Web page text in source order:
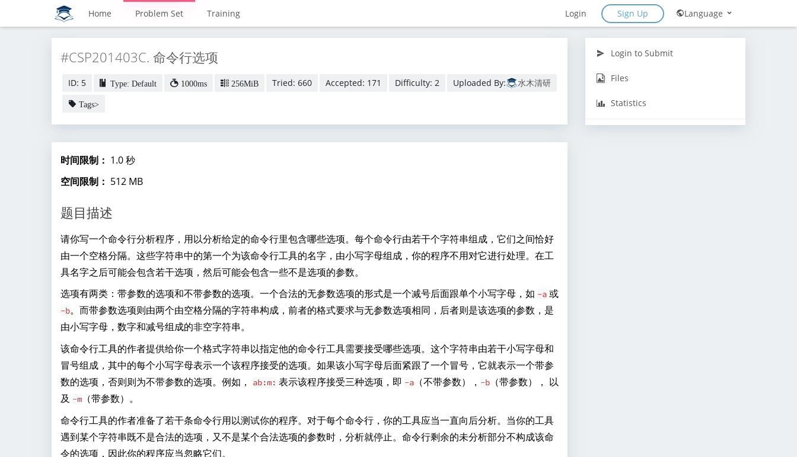
Home Problem Set Training Login Sign Up Language
#CSP201403C. 命令行选项
ID: 5 Type: Default 1000ms 256MiB Tried: 660 Accepted: 171 Difficulty: 2 Uploaded By: 水木清研
Tags>
时间限制： 1.0 秒
空间限制： 512 MB
题目描述
请你写一个命令行分析程序，用以分析给定的命令行里包含哪些选项。每个命令行由若干个字符串组成，它们之间恰好
由一个空格分隔。这些字符串中的第一个为该命令行工具的名字，由小写字母组成，你的程序不用对它进行处理。在工
具名字之后可能会包含若干选项，然后可能会包含一些不是选项的参数。
选项有两类：带参数的选项和不带参数的选项。一个合法的无参数选项的形式是一个减号后面跟单个小写字母，如 -a 或
-b。而带参数选项则由两个由空格分隔的字符串构成，前者的格式要求与无参数选项相同，后者则是该选项的参数，是
由小写字母，数字和减号组成的非空字符串。
该命令行工具的作者提供给你一个格式字符串以指定他的命令行工具需要接受哪些选项。这个字符串由若干小写字母和
冒号组成，其中的每个小写字母表示一个该程序接受的选项。如果该小写字母后面紧跟了一个冒号，它就表示一个带参
数的选项，否则则为不带参数的选项。例如，
ab:m: 表示该程序接受三种选项，即 -a （不带参数）， -b （带参数）， 以
及 -m （带参数）。
命令行工具的作者准备了若干条命令行用以测试你的程序。对于每个命令行，你的工具应当一直向后分析。当你的工具
遇到某个字符串既不是合法的选项，又不是某个合法选项的参数时，分析就停止。命令行剩余的未分析部分不构成该命
令的选项，因此你的程序应当忽略它们。
Login to Submit
Files
Statistics